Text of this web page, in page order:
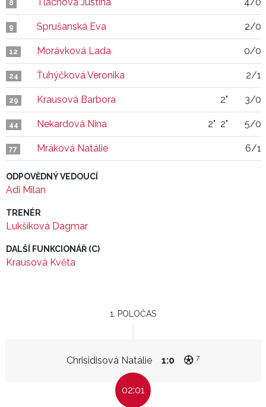
8
9 Sprušanská Eva 2/0
12 Morávková Lada 0/0
24 Ťuhýčková Veronika 2/1
29 Krausová Barbora 2" 3/0
44 Nekardová Nina 2" 2" 5/0
77 Mráková Natálie 6/1
ODPOVĚDNÝ VEDOUCÍ
Adi Milan
TRENÉR
Lukšíková Dagmar
DALŠÍ FUNKCIONÁŘ (C)
Krausová Květa
1. POLOČAS
Chrisidisová Natálie 1:0 7
02:01